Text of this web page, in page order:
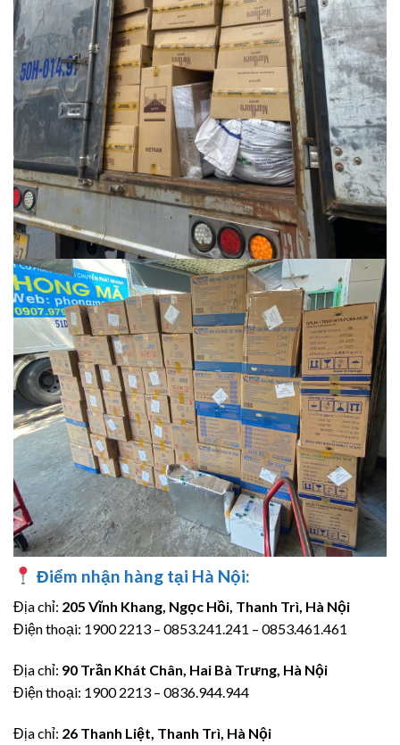
Điểm nhận hàng tại Hà Nội:
Địa chỉ: 205 Vĩnh Khang, Ngọc Hồi, Thanh Trì, Hà Nội
Điện thoại: 1900 2213 – 0853.241.241 – 0853.461.461
Địa chỉ: 90 Trần Khát Chân, Hai Bà Trưng, Hà Nội
Điện thoại: 1900 2213 – 0836.944.944
Địa chỉ: 26 Thanh Liệt, Thanh Trì, Hà Nội